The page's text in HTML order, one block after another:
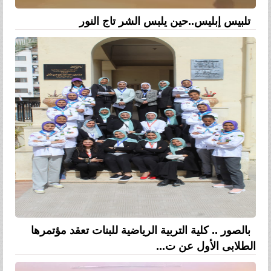
تلبيس إبليس..حين يلبس الشر تاج النور
بالصور .. كلية التربية الرياضية للبنات تعقد مؤتمرها
الطلابى الأول عن ت...